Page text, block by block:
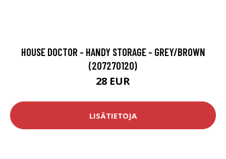
HOUSE DOCTOR - HANDY STORAGE - GREY/BROWN
(207270120)
28 EUR
LISÄTIETOJA